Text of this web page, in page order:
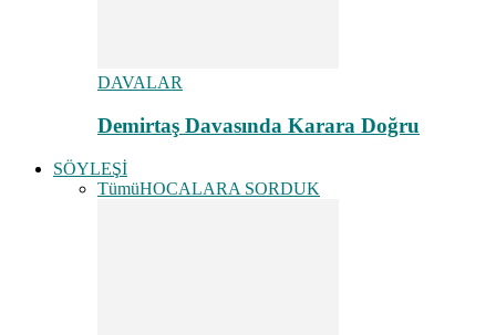
DAVALAR
Demirtaş Davasında Karara Doğru
SÖYLEŞİ
TümüHOCALARA SORDUK